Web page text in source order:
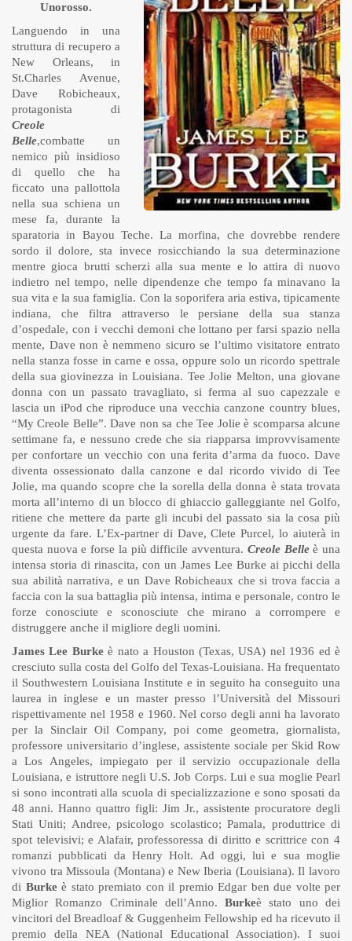
Unorosso.
Languendo in una
struttura di recupero a
New Orleans, in
St.Charles Avenue,
Dave Robicheaux,
protagonista di
Creole
Belle,combatte un
nemico più insidioso
di quello che ha
ficcato una pallottola
nella sua schiena un
mese fa, durante la
sparatoria in Bayou Teche. La morfina, che dovrebbe rendere
sordo il dolore, sta invece rosicchiando la sua determinazione
mentre gioca brutti scherzi alla sua mente e lo attira di nuovo
indietro nel tempo, nelle dipendenze che tempo fa minavano la
sua vita e la sua famiglia. Con la soporifera aria estiva, tipicamente
indiana, che filtra attraverso le persiane della sua stanza
d’ospedale, con i vecchi demoni che lottano per farsi spazio nella
mente, Dave non è nemmeno sicuro se l’ultimo visitatore entrato
nella stanza fosse in carne e ossa, oppure solo un ricordo spettrale
della sua giovinezza in Louisiana. Tee Jolie Melton, una giovane
donna con un passato travagliato, si ferma al suo capezzale e
lascia un iPod che riproduce una vecchia canzone country blues,
“My Creole Belle”. Dave non sa che Tee Jolie è scomparsa alcune
settimane fa, e nessuno crede che sia riapparsa improvvisamente
per confortare un vecchio con una ferita d’arma da fuoco. Dave
diventa ossessionato dalla canzone e dal ricordo vivido di Tee
Jolie, ma quando scopre che la sorella della donna è stata trovata
morta all’interno di un blocco di ghiaccio galleggiante nel Golfo,
ritiene che mettere da parte gli incubi del passato sia la cosa più
urgente da fare. L’Ex-partner di Dave, Clete Purcel, lo aiuterà in
questa nuova e forse la più difficile avventura. Creole Belleè una
intensa storia di rinascita, con un James Lee Burke ai picchi della
sua abilità narrativa, e un Dave Robicheaux che si trova faccia a
faccia con la sua battaglia più intensa, intima e personale, contro le
forze conosciute e sconosciute che mirano a corrompere e
distruggere anche il migliore degli uomini.
James Lee Burkeè nato a Houston (Texas, USA) nel 1936 ed è
cresciuto sulla costa del Golfo del Texas-Louisiana. Ha frequentato
il Southwestern Louisiana Institute e in seguito ha conseguito una
laurea in inglese e un master presso l’Università del Missouri
rispettivamente nel 1958 e 1960. Nel corso degli anni ha lavorato
per la Sinclair Oil Company, poi come geometra, giornalista,
professore universitario d’inglese, assistente sociale per Skid Row
a Los Angeles, impiegato per il servizio occupazionale della
Louisiana, e istruttore negli U.S. Job Corps. Lui e sua moglie Pearl
si sono incontrati alla scuola di specializzazione e sono sposati da
48 anni. Hanno quattro figli: Jim Jr., assistente procuratore degli
Stati Uniti; Andree, psicologo scolastico; Pamala, produttrice di
spot televisivi; e Alafair, professoressa di diritto e scrittrice con 4
romanzi pubblicati da Henry Holt. Ad oggi, lui e sua moglie
vivono tra Missoula (Montana) e New Iberia (Louisiana). Il lavoro
di Burkeè stato premiato con il premio Edgar ben due volte per
Miglior Romanzo Criminale dell’Anno.Burkeè stato uno dei
vincitori del Breadloaf & Guggenheim Fellowship ed ha ricevuto il
premio della NEA (National Educational Association). I suoi